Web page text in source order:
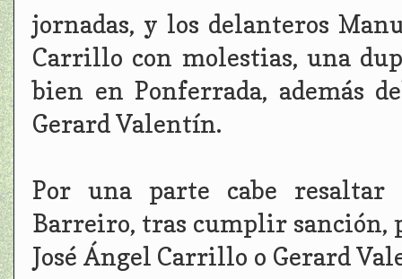
jornadas, y los delanteros
Carrillo con molestias, una
bien en Ponferrada, además
Gerard Valentín.
Por una parte cabe resaltar
Barreiro, tras cumplir sanción,
José Ángel Carrillo o Gerard